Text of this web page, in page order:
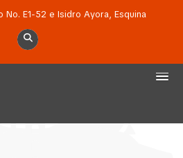
No. E1-52 e Isidro Ayora, Esquina